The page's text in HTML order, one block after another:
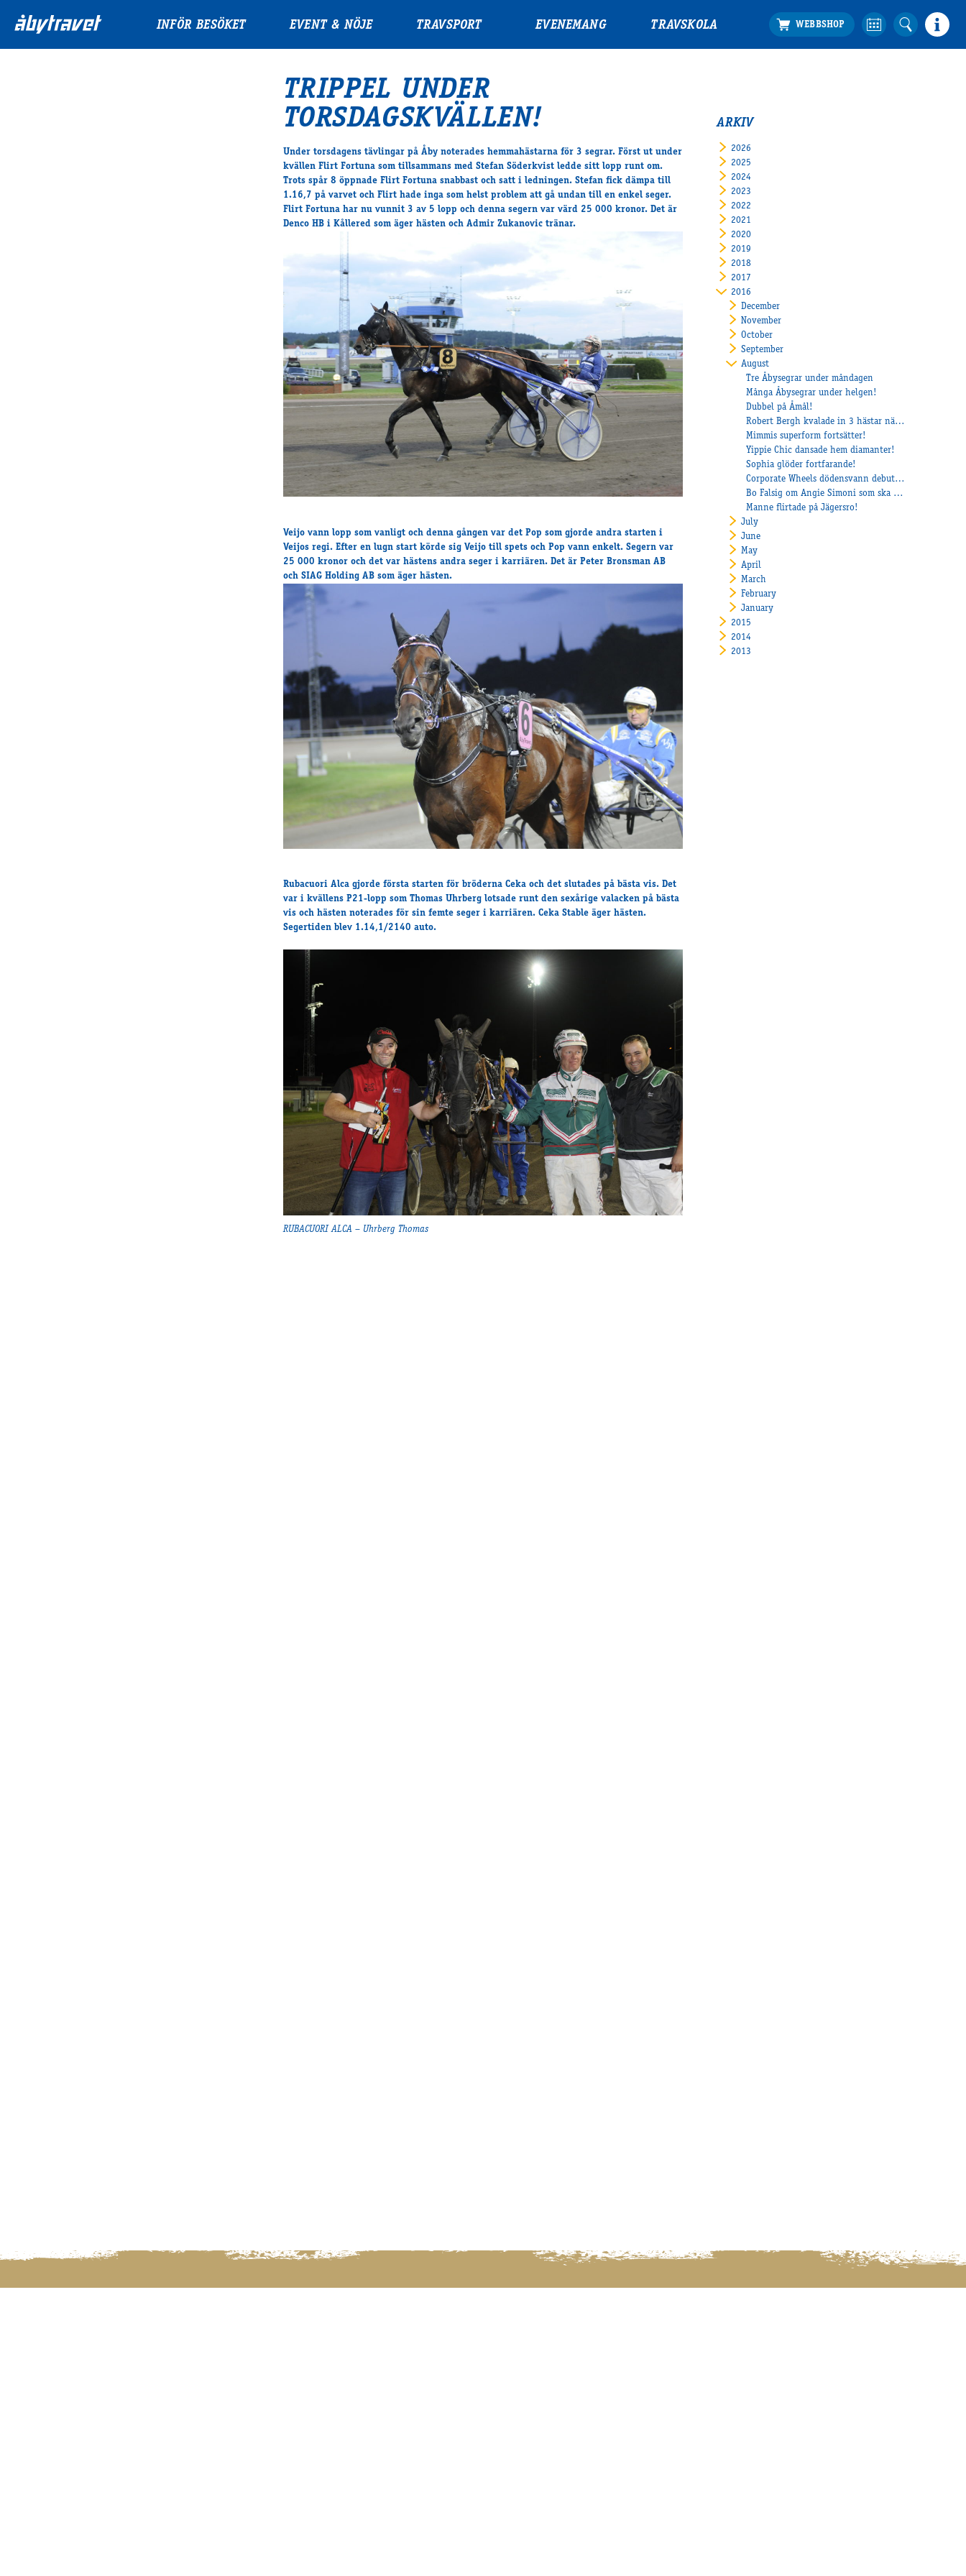
INFÖR BESÖKET EVENT & NÖJE TRAVSPORT EVENEMANG TRAVSKOLA
TRIPPEL UNDER
TORSDAGSKVÄLLEN!
Under torsdagens tävlingar på Åby noterades hemmahästarna för 3 segrar. Först ut under
kvällen Flirt Fortuna som tillsammans med Stefan Söderkvist ledde sitt lopp runt om.
Trots spår 8 öppnade Flirt Fortuna snabbast och satt i ledningen. Stefan fick dämpa till
1.16,7 på varvet och Flirt hade inga som helst problem att gå undan till en enkel seger.
Flirt Fortuna har nu vunnit 3 av 5 lopp och denna segern var värd 25 000 kronor. Det är
Denco HB i Kållered som äger hästen och Admir Zukanovic tränar.
Veijo vann lopp som vanligt och denna gången var det Pop som gjorde andra starten i
Veijos regi. Efter en lugn start körde sig Veijo till spets och Pop vann enkelt. Segern var
25 000 kronor och det var hästens andra seger i karriären. Det är Peter Bronsman AB
och SIAG Holding AB som äger hästen.
Rubacuori Alca gjorde första starten för bröderna Ceka och det slutades på bästa vis. Det
var i kvällens P21-lopp som Thomas Uhrberg lotsade runt den sexårige valacken på bästa
vis och hästen noterades för sin femte seger i karriären. Ceka Stable äger hästen.
Segertiden blev 1.14,1/2140 auto.
RUBACUORI ALCA – Uhrberg Thomas
ARKIV
2026
2025
2024
2023
2022
2021
2020
2019
2018
2017
2016
December
November
October
September
August
Tre Åbysegrar under måndagen
Många Åbysegrar under helgen!
Dubbel på Åmål!
Robert Bergh kvalade in 3 hästar när det uttagningslopp till Svenskt Travderby och Stoderbyt!
Mimmis superform fortsätter!
Yippie Chic dansade hem diamanter!
Sophia glöder fortfarande!
Corporate Wheels dödensvann debuten!
Bo Falsig om Angie Simoni som ska starta i Danska Stoderbyt
Manne flirtade på Jägersro!
July
June
May
April
March
February
January
2015
2014
2013